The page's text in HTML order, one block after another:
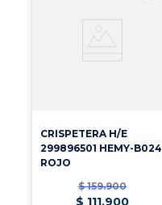
CRISPETERA H/E
299896501 HEMY-B024
ROJO
$ 159.900
$ 111.900